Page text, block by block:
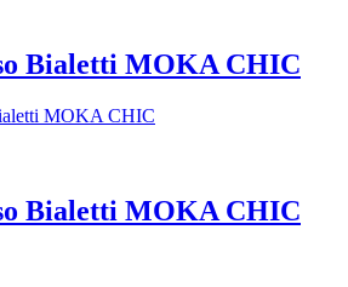
Bialetti MOKA CHIC
Bialetti MOKA CHIC